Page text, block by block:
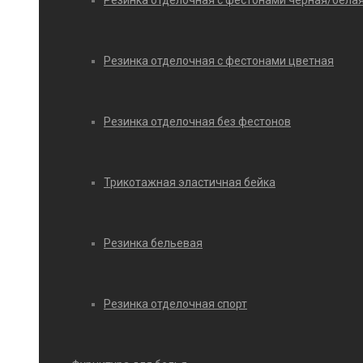
Резинка отделочная с фестонами цветная
Резинка отделочная без фестонов
Трикотажная эластичная бейка
Резинка бельевая
Резинка отделочная спорт